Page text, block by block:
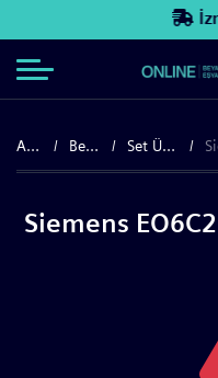
Anasayfa Beyaz Eşya Set Üstü Ocaklar
Siemens